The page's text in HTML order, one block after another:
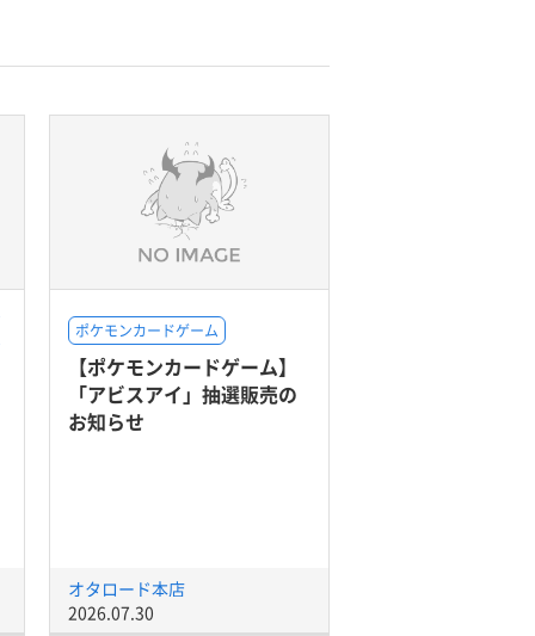
ポケモンカードゲーム
【ポケモンカードゲーム】
「アビスアイ」抽選販売の
お知らせ
オタロード本店
2026.07.30